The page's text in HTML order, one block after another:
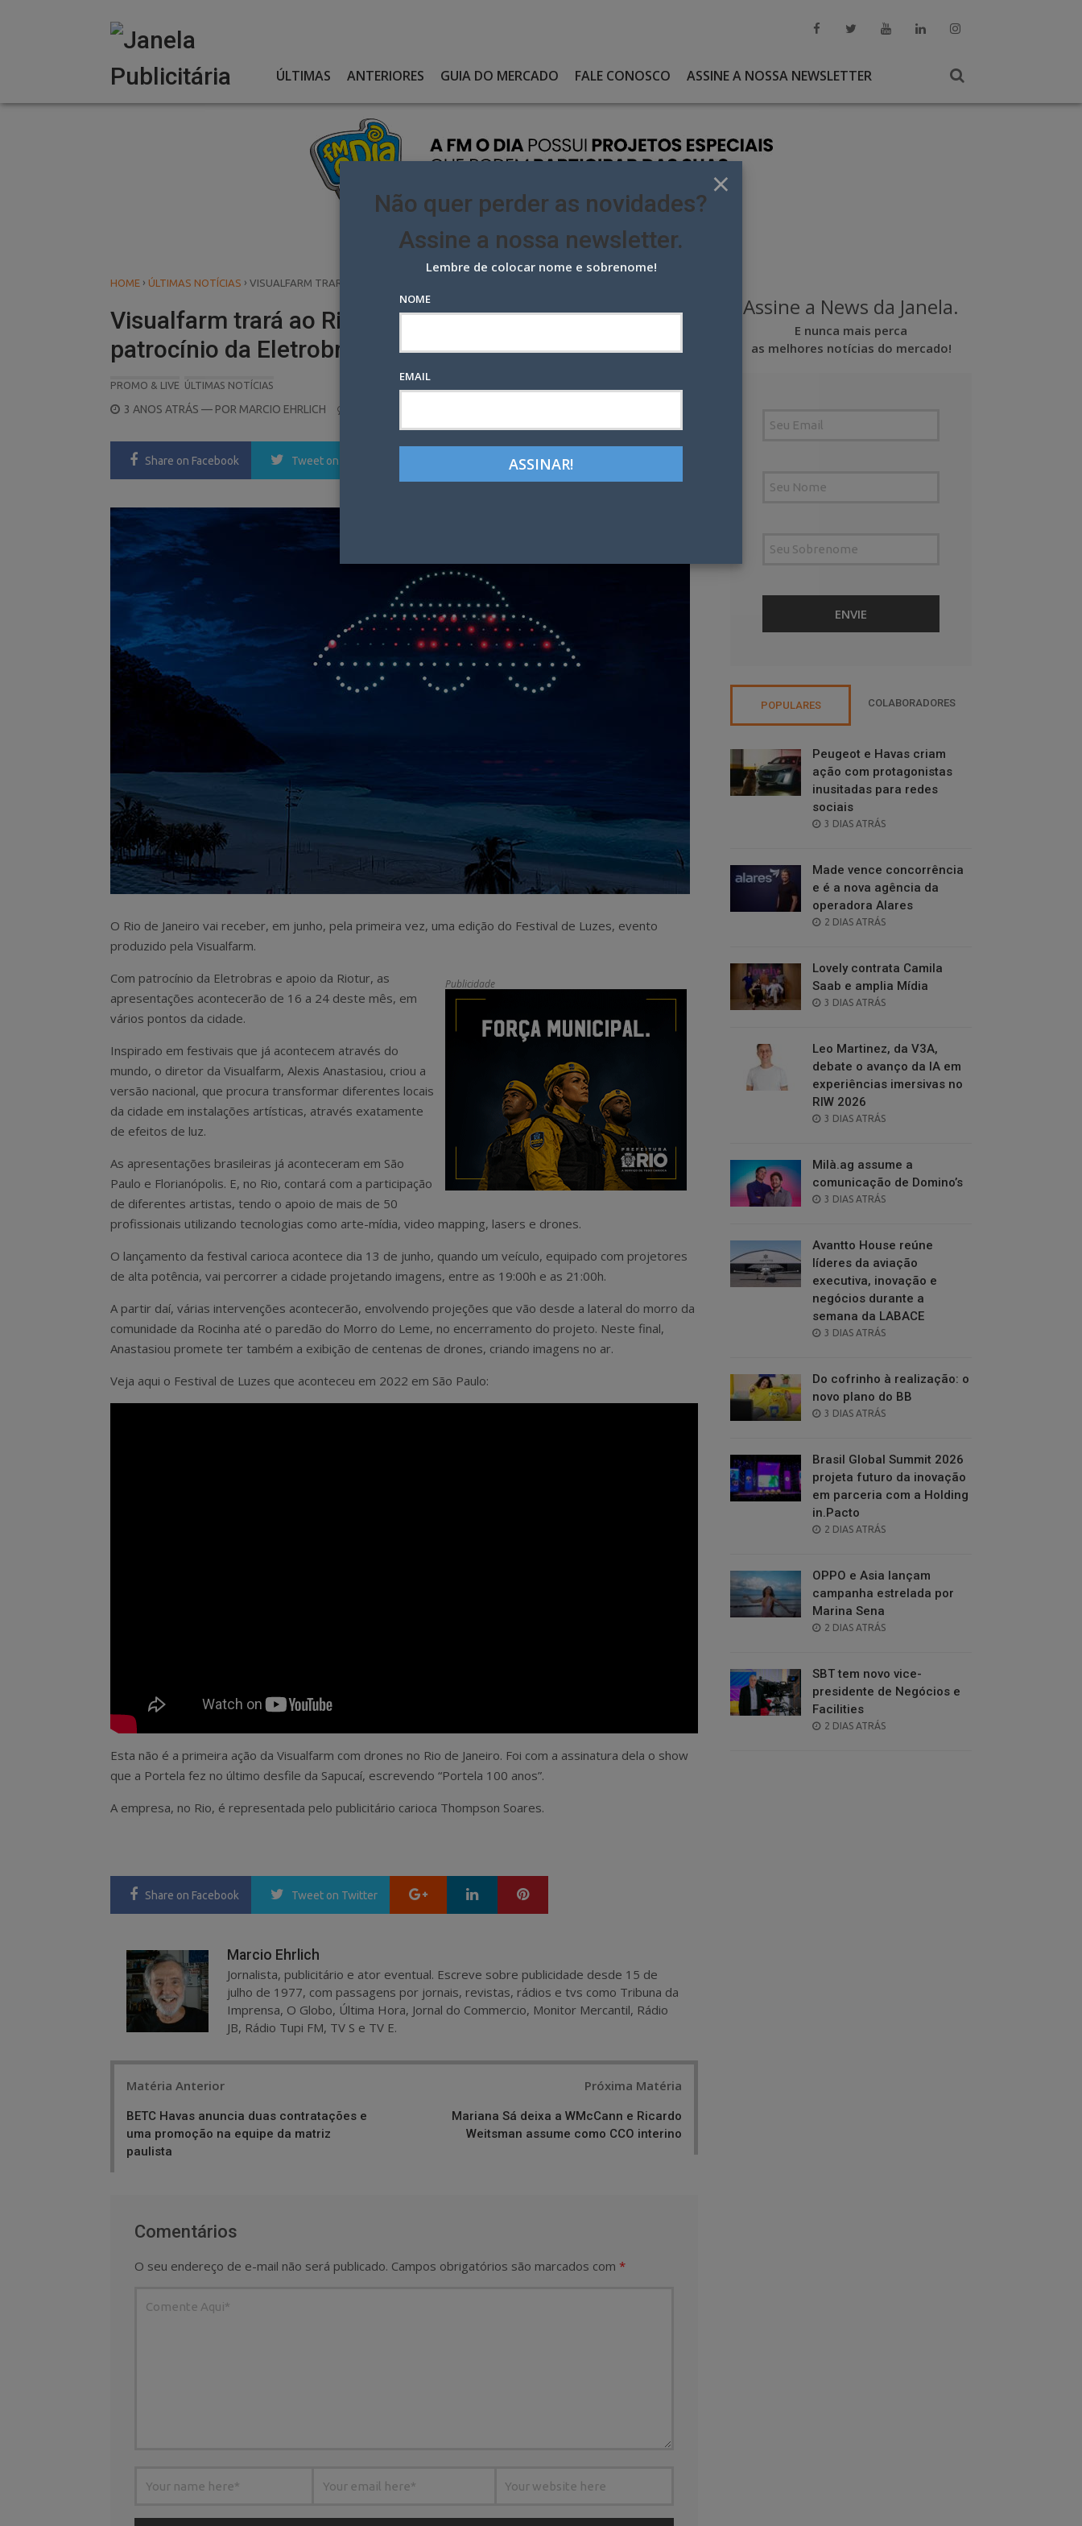
ÚLTIMAS ANTERIORES GUIA DO MERCADO FALE CONOSCO ASSINE A NOSSA NEWSLETTER
HOME › ÚLTIMAS NOTÍCIAS › VISUALFARM TRARÁ AO RIO SEU FESTIVAL DE LUZES, COM PATROCÍNIO DA ELETROBRAS
Visualfarm trará ao Rio seu Festival de Luzes, com
patrocínio da Eletrobras
PROMO & LIVE ÚLTIMAS NOTÍCIAS
POSTED
3 ANOS ATRÁS — POR MARCIO EHRLICH
Share on Facebook Tweet on Twitter LinkedIn Pinterest
O Rio de Janeiro vai receber, em junho, pela primeira vez, uma edição do Festival de Luzes, evento
produzido pela Visualfarm.
Publicidade
Com patrocínio da Eletrobras e apoio da Riotur, as
apresentações acontecerão de 16 a 24 deste mês, em
vários pontos da cidade.
Inspirado em festivais que já acontecem através do
mundo, o diretor da Visualfarm, Alexis Anastasiou, criou a
versão nacional, que procura transformar diferentes locais
da cidade em instalações artísticas, através exatamente
de efeitos de luz.
As apresentações brasileiras já aconteceram em São
Paulo e Florianópolis. E, no Rio, contará com a participação
de diferentes artistas, tendo o apoio de mais de 50
profissionais utilizando tecnologias como arte-mídia, video mapping, lasers e drones.
O lançamento da festival carioca acontece dia 13 de junho, quando um veículo, equipado com projetores
de alta potência, vai percorrer a cidade projetando imagens, entre as 19:00h e as 21:00h.
A partir daí, várias intervenções acontecerão, envolvendo projeções que vão desde a lateral do morro da
comunidade da Rocinha até o paredão do Morro do Leme, no encerramento do projeto. Neste final,
Anastasiou promete ter também a exibição de centenas de drones, criando imagens no ar.
Veja aqui o Festival de Luzes que aconteceu em 2022 em São Paulo:
Esta não é a primeira ação da Visualfarm com drones no Rio de Janeiro. Foi com a assinatura dela o show
que a Portela fez no último desfile da Sapucaí, escrevendo “Portela 100 anos”.
A empresa, no Rio, é representada pelo publicitário carioca Thompson Soares.
Share on Facebook Tweet on Twitter Google+ LinkedIn
Marcio Ehrlich
Jornalista, publicitário e ator eventual. Escreve sobre publicidade desde 15 de
julho de 1977, com passagens por jornais, revistas, rádios e tvs como Tribuna da
Imprensa, O Globo, Última Hora, Jornal do Commercio, Monitor Mercantil, Rádio
JB, Rádio Tupi FM, TV S e TV E.
Matéria Anterior
BETC Havas anuncia duas contratações e
uma promoção na equipe da matriz
paulista
Próxima Matéria
Mariana Sá deixa a WMcCann e Ricardo
Weitsman assume como CCO interino
Comentários
O seu endereço de e-mail não será publicado. Campos obrigatórios são marcados com *
Assine a News da Janela.
E nunca mais perca
as melhores notícias do mercado!
POPULARES COLABORADORES
Peugeot e Havas criam
ação com protagonistas
inusitadas para redes
sociais
POSTED
3 DIAS ATRÁS
Made vence concorrência
e é a nova agência da
operadora Alares
POSTED
2 DIAS ATRÁS
Lovely contrata Camila
Saab e amplia Mídia
POSTED
3 DIAS ATRÁS
Leo Martinez, da V3A,
debate o avanço da IA em
experiências imersivas no
RIW 2026
POSTED
3 DIAS ATRÁS
Milà.ag assume a
comunicação de Domino’s
POSTED
3 DIAS ATRÁS
Avantto House reúne
líderes da aviação
executiva, inovação e
negócios durante a
semana da LABACE
POSTED
3 DIAS ATRÁS
Do cofrinho à realização: o
novo plano do BB
POSTED
3 DIAS ATRÁS
Brasil Global Summit 2026
projeta futuro da inovação
em parceria com a Holding
in.Pacto
POSTED
2 DIAS ATRÁS
OPPO e Asia lançam
campanha estrelada por
Marina Sena
POSTED
2 DIAS ATRÁS
SBT tem novo vice-
presidente de Negócios e
Facilities
POSTED
2 DIAS ATRÁS
×
Não quer perder as novidades?
Assine a nossa newsletter.
Lembre de colocar nome e sobrenome!
NOME
EMAIL